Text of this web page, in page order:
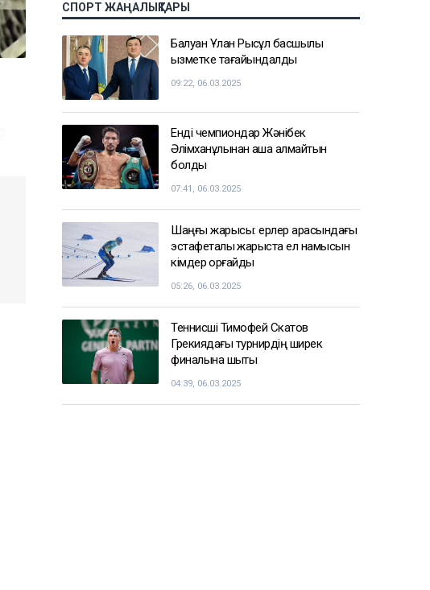
СПОРТ ЖАҢАЛЫҚТАРЫ
Балуан Ұлан Рысқұл басшылық
қызметке тағайындалды
09:22, 06.03.2025
Енді чемпиондар Жәнібек
Әлімханұлынан қаша алмайтын
болды
07:41, 06.03.2025
Шаңғы жарысы: ерлер арасындағы
эстафеталық жарыста ел намысын
кімдер қорғайды
05:26, 06.03.2025
Теннисші Тимофей Скатов
Грекиядағы турнирдің ширек
финалына шықты
04:39, 06.03.2025